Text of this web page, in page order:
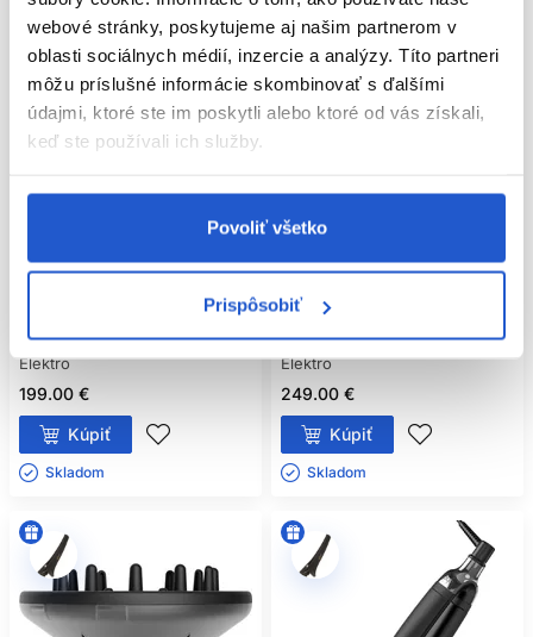
webové stránky, poskytujeme aj našim partnerom v
oblasti sociálnych médií, inzercie a analýzy. Títo partneri
môžu príslušné informácie skombinovať s ďalšími
údajmi, ktoré ste im poskytli alebo ktoré od vás získali,
keď ste používali ich služby.
Povoliť všetko
Prispôsobiť
Doprava zadarmo
GHD Wave Triple Barrel
GHD
Elektro
199.00 €
Kúpiť
Skladom ㅤ
Doprava zadarmo
Oficiálna distribúcia
profesionálna kulma na vlasy
38mm
GHD
Elektro
249.00 €
Kúpiť
Skladom ㅤ